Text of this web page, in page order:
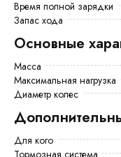
Время полной зарядки
Запас хода
Основные
Масса
Максимальная нагрузка
Диаметр колес
Для кого
Тормозная система